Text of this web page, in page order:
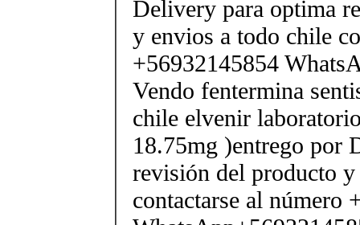
Delivery para optima
y envios a todo chile
+56932145854
Vendo fentermina
chile elvenir
18.75mg )entrego por
revisión del producto
contactarse al número